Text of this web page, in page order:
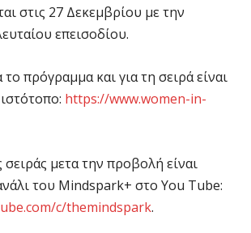
στις 27 Δεκεμβρίου με την
επεισοδίου.
πρόγραμμα και για τη σειρά είναι
https://www.women-in-
σειράς μετα την προβολή είναι
του Mindspark+ στο You Tube:
c/themindspark.